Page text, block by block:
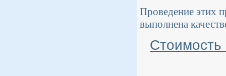
Проведение этих
выполнена